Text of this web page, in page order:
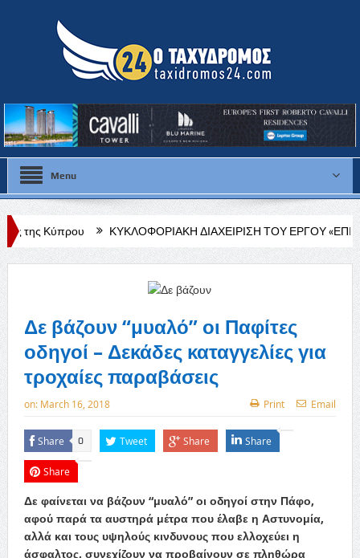
Menu
ΚΥΚΛΟΦΟΡΙΑΚΗ ΔΙΑΧΕΙΡΙΣΗ ΤΟΥ ΕΡΓΟΥ «ΕΠΙΔΙΟΡΘΩΣΗ
Δε βάζουν “μυαλό” οι Παφίτες
οδηγοί – Δεκάδες καταγγελίες για
τροχαίες παραβάσεις
on: March 16, 2018 Print Email
Share 0 Tweet Share Share
Share
Δε φαίνεται να βάζουν “μυαλό” οι οδηγοί στην Πάφο,
αφού παρά τα αυστηρά μέτρα που έλαβε η Αστυνομία,
αλλά και τους υψηλούς κινδυνους που ελλοχεύει η
άσφαλτος, συνεχίζουν να προβαίνουν σε πληθώρα